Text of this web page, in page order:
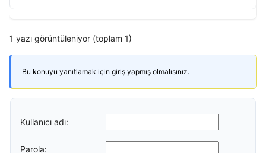
1 yazı görüntüleniyor (toplam 1)
Bu konuyu yanıtlamak için giriş yapmış olmalısınız.
Kullanıcı adı:
Parola: